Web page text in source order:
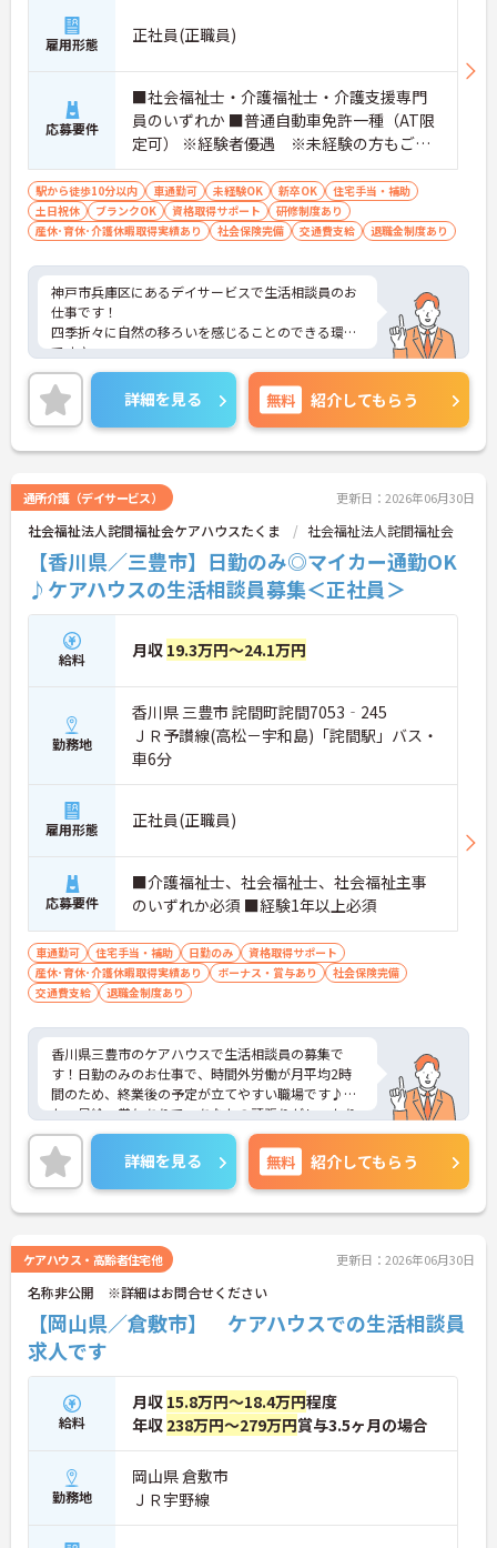
雇用形態 正社員(正職員)
応募要件
■社会福祉士・介護福祉士・介護支援専門
員のいずれか ■普通自動車免許一種（AT限
定可） ※経験者優遇 ※未経験の方もご応
募いただけます
駅から徒歩10分以内 車通勤可 未経験OK 新卒OK
住宅手当・補助
土日祝休
ブランクOK 資格取得サポート
研修制度あり
産休･育休･介護休暇取得実績あり
社会保険完備 交通費支給 退職金制度あり
神戸市兵庫区にあるデイサービスで生活相談員のお
仕事です！
四季折々に自然の移ろいを感じることのできる環境
です♪
資格をお持ちであれば、経験は問いません！
経験に自信のない方やこれから頑張りたいという未
経験の方もご安心下さい◎
ご興味がある方は是非一度マイナビまでお問合せく
ださい！！
詳細を見る 無料 紹介してもらう
通所介護（デイサービス） 更新日：2026年06月30日
社会福祉法人詫間福祉会ケアハウスたくま 社会福祉法人詫間福祉会
【香川県／三豊市】日勤のみ◎マイカー通勤OK
♪ケアハウスの生活相談員募集＜正社員＞
給料 月収 19.3万円～24.1万円
勤務地
香川県 三豊市 詫間町詫間7053‐245
ＪＲ予讃線(高松－宇和島)「詫間駅」バス・
車6分
雇用形態 正社員(正職員)
応募要件
■介護福祉士、社会福祉士、社会福祉主事
のいずれか必須 ■経験1年以上必須
車通勤可 住宅手当・補助 日勤のみ
資格取得サポート
産休･育休･介護休暇取得実績あり
ボーナス・賞与あり
社会保険完備
交通費支給
退職金制度あり
香川県三豊市のケアハウスで生活相談員の募集で
す！日勤のみのお仕事で、時間外労働が月平均2時
間のため、終業後の予定が立てやすい職場です♪ま
た、昇給・賞与ありで、あなたの頑張りがしっかり
評価されます◎ご興味のある方は、面接ポイントを
お伝えしますので、お気軽にご連絡ください。
詳細を見る 無料 紹介してもらう
ケアハウス・高齢者住宅他 更新日：2026年06月30日
名称非公開 ※詳細はお問合せください
【岡山県／倉敷市】 ケアハウスでの生活相談員
求人です
給料
月収 15.8万円～18.4万円程度
年収 238万円～279万円賞与3.5ヶ月の場合
勤務地
岡山県 倉敷市
ＪＲ宇野線